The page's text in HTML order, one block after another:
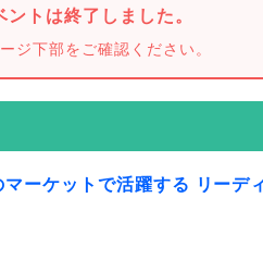
トは終了しました。
ジ下部をご確認ください。
マーケットで活躍する リーデ